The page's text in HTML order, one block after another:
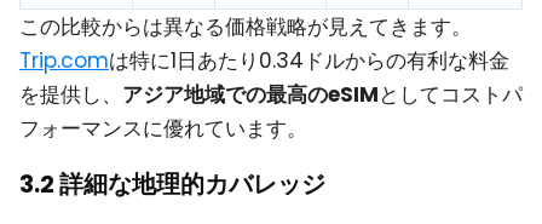
この比較からは異なる価格戦略が見えてきます。
Trip.comは特に1日あたり0.34ドルからの有利な料金
を提供し、 アジア地域での最高のeSIMとしてコストパ
フォーマンスに優れています。
3.2 詳細な地理的カバレッジ